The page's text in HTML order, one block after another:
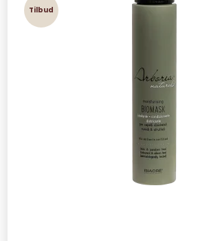
Tilbud